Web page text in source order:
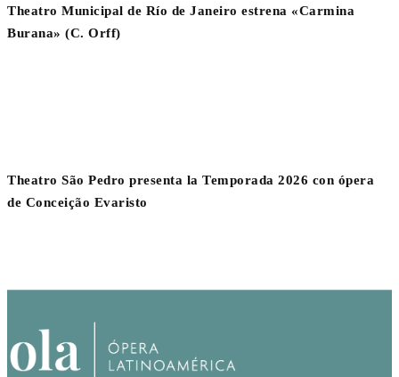
Theatro Municipal de Río de Janeiro estrena «Carmina
Burana» (C. Orff)
Theatro São Pedro presenta la Temporada 2026 con ópera
de Conceição Evaristo